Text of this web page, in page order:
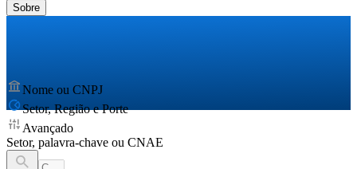
Sobre
Nome ou CNPJ
Setor, Região e Porte
Avançado
Setor, palavra-chave ou CNAE